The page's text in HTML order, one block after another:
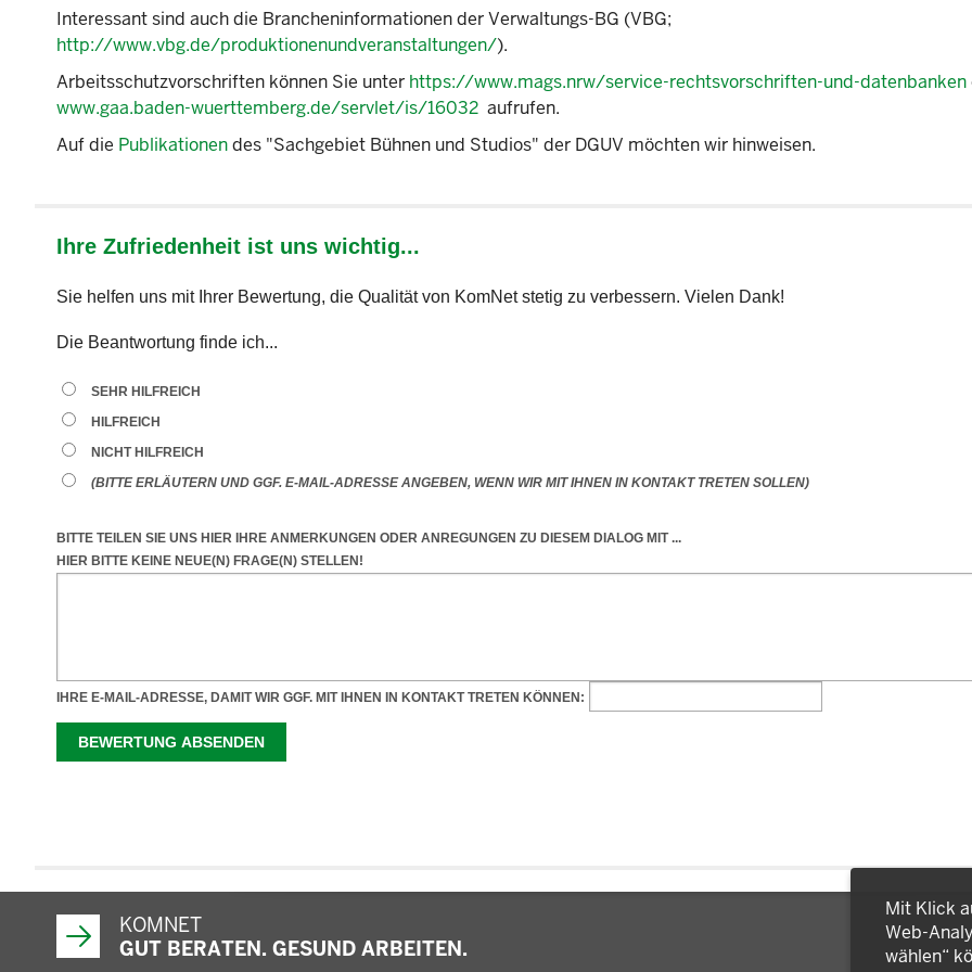
Interessant sind auch die Brancheninformationen der Verwaltungs-BG (VBG;
http://www.vbg.de/produktionenundveranstaltungen/).
Arbeitsschutzvorschriften können Sie unter https://www.mags.nrw/service-rechtsvorschriften-und-datenbanken
www.gaa.baden-wuerttemberg.de/servlet/is/16032 aufrufen.
Auf die Publikationendes "Sachgebiet Bühnen und Studios" der DGUV möchten wir hinweisen.
KOMNET
GUT BERATEN. GESUND ARBEITEN.
Mit Klick
Web-
wählen“